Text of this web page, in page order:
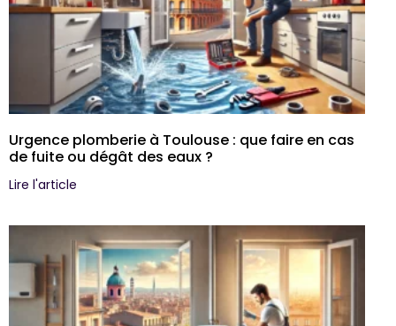
Urgence plomberie à Toulouse : que faire en cas
de fuite ou dégât des eaux ?
Lire l'article